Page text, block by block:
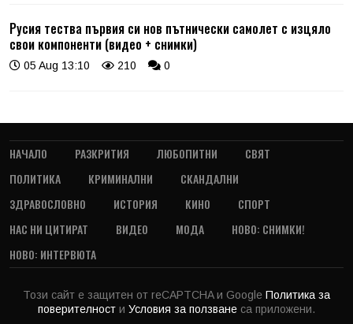
Русия тества първия си нов пътнически самолет с изцяло
свои компоненти (видео + снимки)
05 Aug 13:10 210 0
НАЧАЛО РАЗКРИТИЯ ЛЮБОПИТНИ
СВЯТ
ПОЛИТИКА
КРИМИНАЛНИ
СКАНДАЛНИ
ЗДРАВОСЛОВНО
ИСТОРИЯ КИНО
СПОРТ
НАС НИ ЦИТИРАТ
ВИДЕО МОДА
НОВО: СНИМКИ!
НОВО: ИНТЕРВЮТА
Този сайт е защитен от reCAPTCHA и Google Политика за
поверителност и Условия за ползване са приложени.